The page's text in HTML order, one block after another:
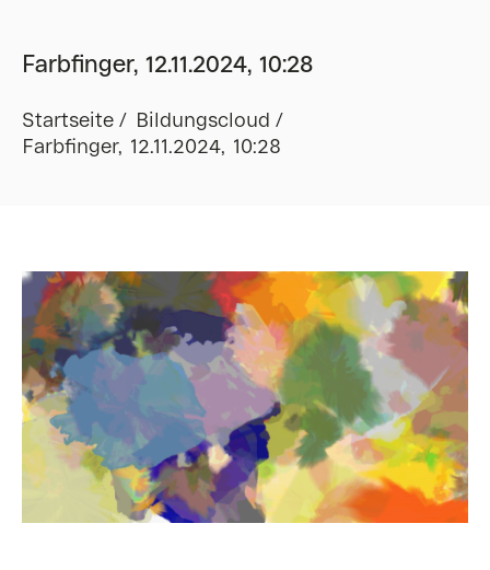
Farbfinger, 12.11.2024, 10:28
Startseite
Bildungscloud
Farbfinger, 12.11.2024, 10:28